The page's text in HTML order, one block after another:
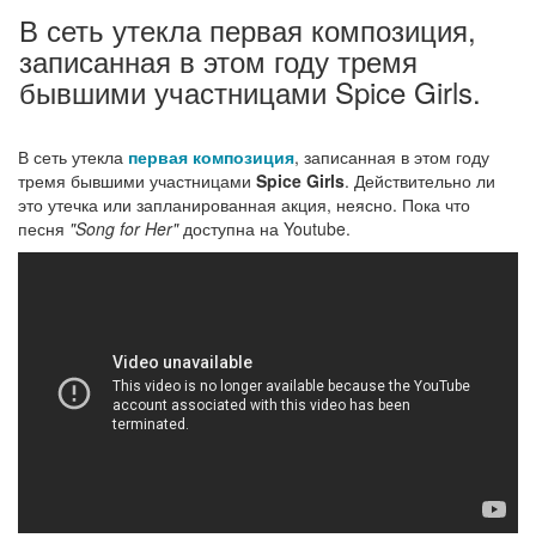
В сеть утекла первая композиция,
записанная в этом году тремя
бывшими участницами Spice Girls.
В сеть утекла первая композиция, записанная в этом году
тремя бывшими участницами Spice Girls. Действительно ли
это утечка или запланированная акция, неясно. Пока что
песня "Song for Her"доступна на Youtube.